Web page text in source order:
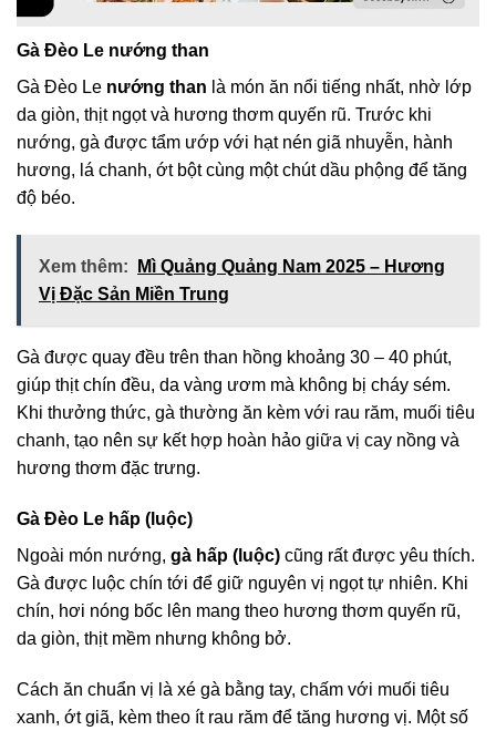
Gà Đèo Le nướng than
Gà Đèo Le nướng than là món ăn nổi tiếng nhất, nhờ lớp
da giòn, thịt ngọt và hương thơm quyến rũ. Trước khi
nướng, gà được tẩm ướp với hạt nén giã nhuyễn, hành
hương, lá chanh, ớt bột cùng một chút dầu phộng để tăng
độ béo.
Xem thêm:
Mì Quảng Quảng Nam 2025 – Hương
Vị Đặc Sản Miền Trung
Gà được quay đều trên than hồng khoảng 30 – 40 phút,
giúp thịt chín đều, da vàng ươm mà không bị cháy sém.
Khi thưởng thức, gà thường ăn kèm với rau răm, muối tiêu
chanh, tạo nên sự kết hợp hoàn hảo giữa vị cay nồng và
hương thơm đặc trưng.
Gà Đèo Le hấp (luộc)
Ngoài món nướng, gà hấp (luộc) cũng rất được yêu thích.
Gà được luộc chín tới để giữ nguyên vị ngọt tự nhiên. Khi
chín, hơi nóng bốc lên mang theo hương thơm quyến rũ,
da giòn, thịt mềm nhưng không bở.
Cách ăn chuẩn vị là xé gà bằng tay, chấm với muối tiêu
xanh, ớt giã, kèm theo ít rau răm để tăng hương vị. Một số